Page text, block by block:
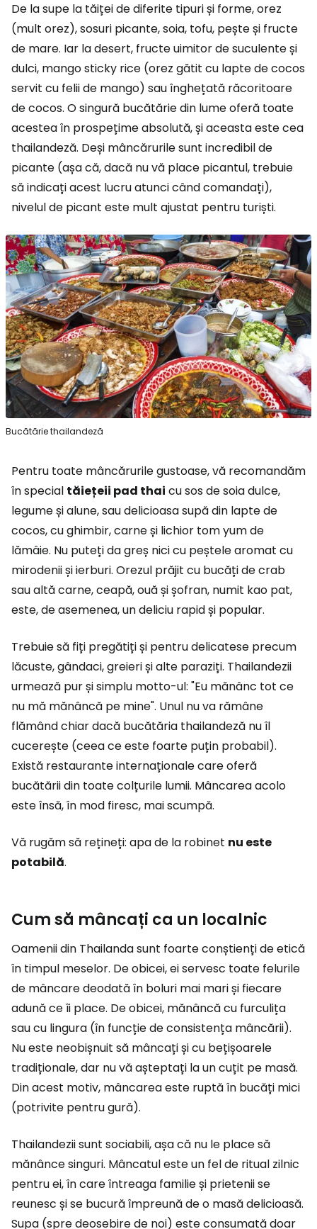
De la supe la tăiței de diferite tipuri și forme, orez
(mult orez), sosuri picante, soia, tofu, pește și fructe
de mare. Iar la desert, fructe uimitor de suculente și
dulci, mango sticky rice (orez gătit cu lapte de cocos
servit cu felii de mango) sau înghețată răcoritoare
de cocos. O singură bucătărie din lume oferă toate
acestea în prospețime absolută, și aceasta este cea
thailandeză. Deși mâncărurile sunt incredibil de
picante (așa că, dacă nu vă place picantul, trebuie
să indicați acest lucru atunci când comandați),
nivelul de picant este mult ajustat pentru turiști.
Bucătărie thailandeză
Pentru toate mâncărurile gustoase, vă recomandăm
în special tăiețeii pad thai cu sos de soia dulce,
legume și alune, sau delicioasa supă din lapte de
cocos, cu ghimbir, carne și lichior tom yum de
lămâie. Nu puteți da greș nici cu peștele aromat cu
mirodenii și ierburi. Orezul prăjit cu bucăți de crab
sau altă carne, ceapă, ouă și șofran, numit kao pat,
este, de asemenea, un deliciu rapid și popular.
Trebuie să fiți pregătiți și pentru delicatese precum
lăcuste, gândaci, greieri și alte paraziți. Thailandezii
urmează pur și simplu motto-ul: "Eu mănânc tot ce
nu mă mănâncă pe mine". Unul nu va rămâne
flămând chiar dacă bucătăria thailandeză nu îl
cucerește (ceea ce este foarte puțin probabil).
Există restaurante internaționale care oferă
bucătării din toate colțurile lumii. Mâncarea acolo
este însă, în mod firesc, mai scumpă.
Vă rugăm să rețineți: apa de la robinet nu este
potabilă.
Cum să mâncați ca un localnic
Oamenii din Thailanda sunt foarte conștienți de etică
în timpul meselor. De obicei, ei servesc toate felurile
de mâncare deodată în boluri mai mari și fiecare
adună ce îi place. De obicei, mănâncă cu furculița
sau cu lingura (în funcție de consistența mâncării).
Nu este neobișnuit să mâncați și cu bețișoarele
tradiționale, dar nu vă așteptați la un cuțit pe masă.
Din acest motiv, mâncarea este ruptă în bucăți mici
(potrivite pentru gură).
Thailandezii sunt sociabili, așa că nu le place să
mănânce singuri. Mâncatul este un fel de ritual zilnic
pentru ei, în care întreaga familie și prietenii se
reunesc și se bucură împreună de o masă delicioasă.
Supa (spre deosebire de noi) este consumată doar